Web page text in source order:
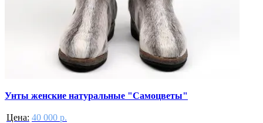
Унты женские натуральные "Самоцветы"
Цена: 40 000 р.